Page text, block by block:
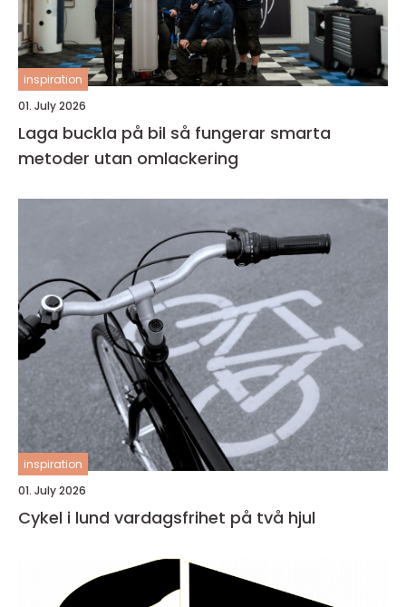
inspiration
01. July 2026
Laga buckla på bil så fungerar smarta
metoder utan omlackering
inspiration
01. July 2026
Cykel i lund vardagsfrihet på två hjul